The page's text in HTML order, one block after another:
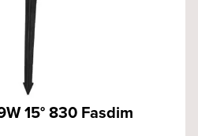
15° 830 Fasdim